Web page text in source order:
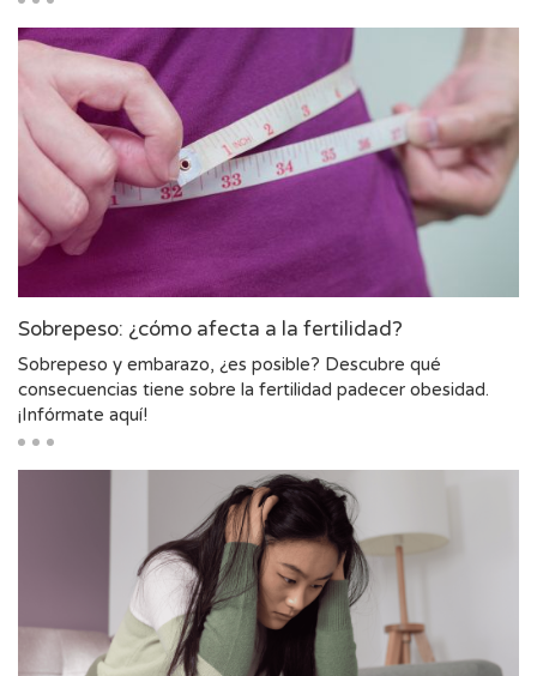
Sobrepeso: ¿cómo afecta a la fertilidad?
Sobrepeso y embarazo, ¿es posible? Descubre qué
consecuencias tiene sobre la fertilidad padecer obesidad.
¡Infórmate aquí!